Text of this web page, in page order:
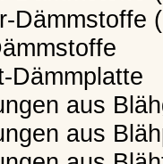
Dämmstoffe
Dämmplatte
aus
aus